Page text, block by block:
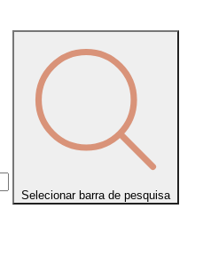
Selecionar barra de pesquisa